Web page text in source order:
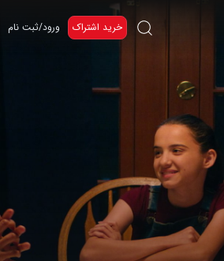
خرید اشتراک ورود/ثبت نام